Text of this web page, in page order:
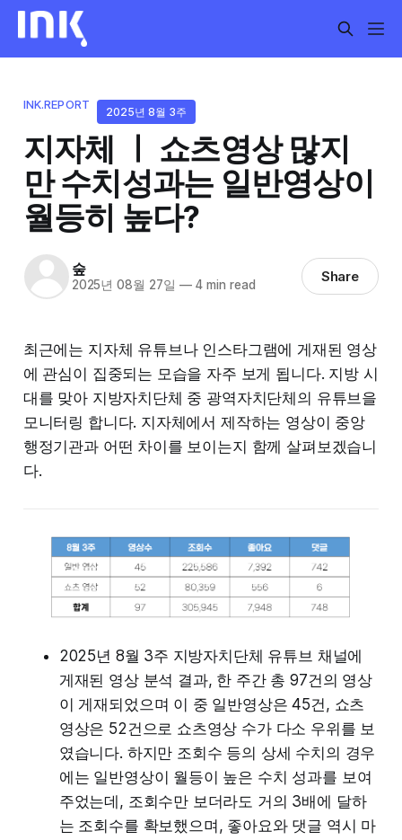
INK.REPORT
2025년 8월 3주
지자체 ㅣ 쇼츠영상 많지
만 수치성과는 일반영상이
월등히 높다?
숲
2025년 08월 27일 —4 min read Share
최근에는 지자체 유튜브나 인스타그램에 게재된 영상
에 관심이 집중되는 모습을 자주 보게 됩니다. 지방 시
대를 맞아 지방자치단체 중 광역자치단체의 유튜브을
모니터링 합니다. 지자체에서 제작하는 영상이 중앙
행정기관과 어떤 차이를 보이는지 함께 살펴보겠습니
다.
2025년 8월 3주 지방자치단체 유튜브 채널에
게재된 영상 분석 결과, 한 주간 총 97건의 영상
이 게재되었으며 이 중 일반영상은 45건, 쇼츠
영상은 52건으로 쇼츠영상 수가 다소 우위를 보
였습니다. 하지만 조회수 등의 상세 수치의 경우
에는 일반영상이 월등이 높은 수치 성과를 보여
주었는데, 조회수만 보더라도 거의 3배에 달하
는 조회수를 확보했으며, 좋아요와 댓글 역시 마